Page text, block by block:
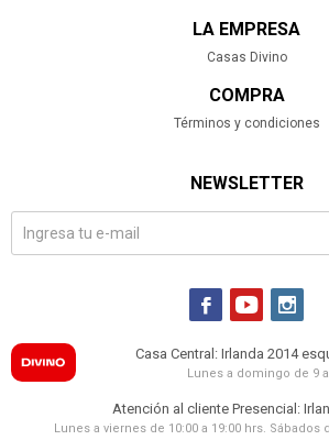
LA EMPRESA
Casas Divino
COMPRA
Términos y condiciones
NEWSLETTER
  
Casa Central: Irlanda 2014
Lunes a domingo de 9 a
Atención al cliente Presencial:
Lunes a viernes de 10:00 a 19:00 hrs. Sábados